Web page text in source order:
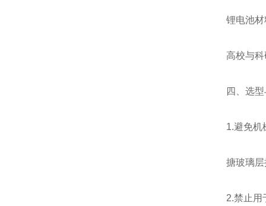
锂电池
高校与
四、选
1.避免机
搪玻璃
2.禁止用